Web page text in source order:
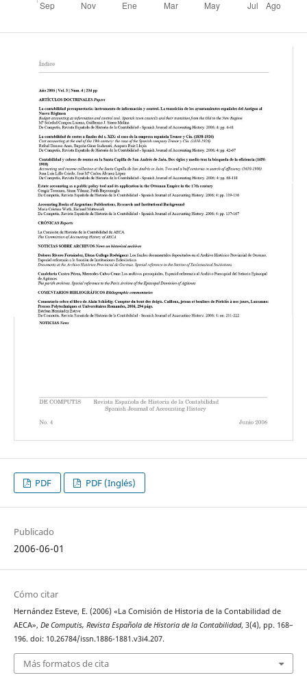
PDF PDF (Inglés)
Publicado
2006-06-01
Cómo citar
Hernández Esteve, E. (2006) «La Comisión de Historia de la Contabilidad de
AECA», De Computis, Revista Española de Historia de la Contabilidad, 3(4), pp. 168–
196. doi: 10.26784/issn.1886-1881.v3i4.207.
Más formatos de cita